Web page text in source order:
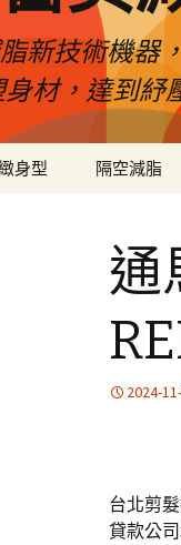
新技術機器
材，達到紓
身型 隔空減脂
通
2024-
台北剪
貸款公